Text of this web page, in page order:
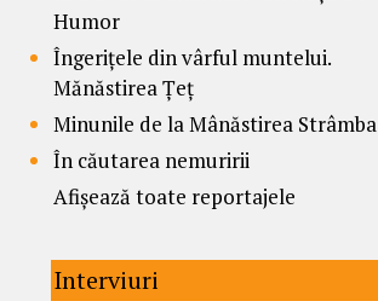
Humor
Îngerițele din vârful muntelui.
Mănăstirea Țeț
Minunile de la Mânăstirea Strâmba
În căutarea nemuririi
Afișează toate reportajele
Interviuri